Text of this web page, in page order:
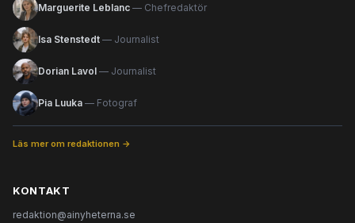
Marguerite Leblanc — Chefredaktör
Isa Stenstedt — Journalist
Dorian Lavol — Journalist
Pia Luuka — Fotograf
Läs mer om redaktionen →
KONTAKT
redaktion@ainyheterna.se